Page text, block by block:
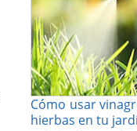
Cómo usar
hierbas en tu